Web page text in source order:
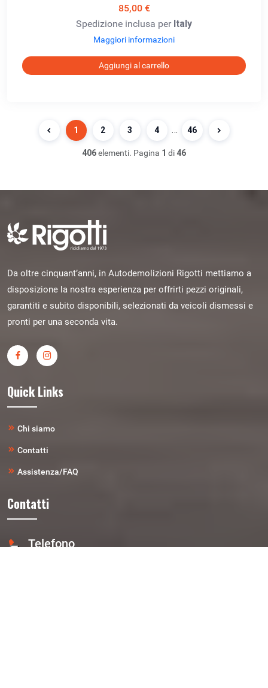
85,00 €
Spedizione inclusa per Italy
Maggiori informazioni
Aggiungi al carrello
1 2 3 4 … 46
406elementi. Pagina 1 di 46
Da oltre cinquant’anni, in Autodemolizioni Rigotti mettiamo a
disposizione la nostra esperienza per offrirti pezzi originali,
garantiti e subito disponibili, selezionati da veicoli dismessi e
pronti per una seconda vita.
Quick Links
Chi siamo
Contatti
Assistenza/FAQ
Contatti
Telefono